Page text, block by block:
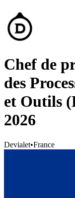
Chef de
des
et Outils
2026
Devialet•France